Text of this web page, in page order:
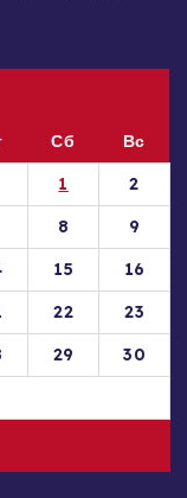
Сб
Вс
1
2
8
9
15
16
22
23